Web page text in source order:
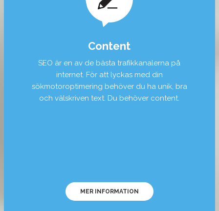
Content
SEO är en av de bästa trafikkanalerna på
internet. För att lyckas med din
sökmotoroptimering behöver du ha unik, bra
och välskriven text. Du behöver content.
MER INFORMATION